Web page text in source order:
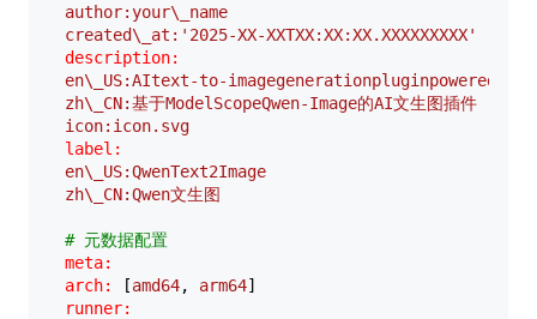
author:your\_name
created\_at:'2025-XX-XXTXX:XX:XX.XXXXXXXXX'
description:
en\_US:AItext-to-
zh\_CN:基于ModelScopeQwen-Image的AI文生图插件
icon:icon.svg
label:
en\_US:QwenText2Image
zh\_CN:Qwen文生图
# 元数据配置
meta:
arch:
[amd64, arm64
runner: